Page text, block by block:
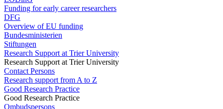
Funding for early career researchers
DFG
Overview of EU funding
Bundesministerien
Stiftungen
Research Support at Trier University
Research Support at Trier University
Contact Persons
Research support from A to Z
Good Research Practice
Good Research Practice
Ombudspersons